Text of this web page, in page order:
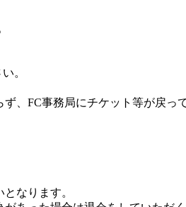
。
、FC事務局にチケット等が戻っ
なります。